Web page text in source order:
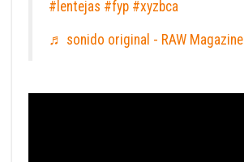
#lentejas #fyp #xyzbca
♬ sonido original - RAW Magazine